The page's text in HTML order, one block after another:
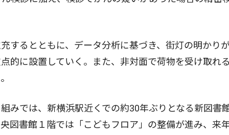
るとともに、データ分析に基づき、街灯の明かり
的に設置していく。また、非対面で荷物を受け取れ
では、新横浜駅近くでの約30年ぶりとなる新図書
図書館１階では「こどもフロア」の整備が進み、来